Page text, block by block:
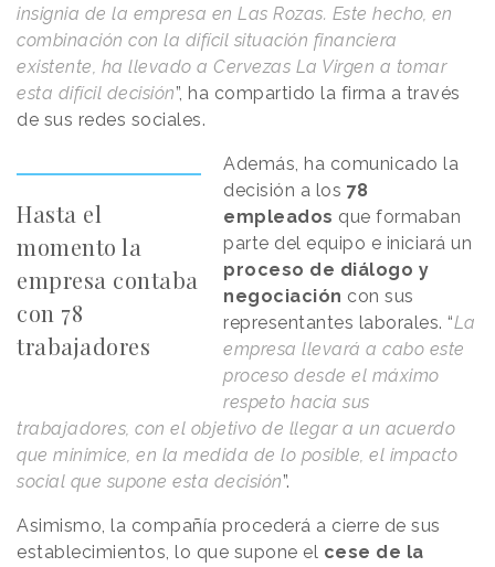
insignia de la empresa en Las Rozas. Este hecho, en
combinación con la difícil situación financiera
existente, ha llevado a Cervezas La Virgen a tomar
esta difícil decisión”, ha compartido la firma a través
de sus redes sociales.
Hasta el
momento la
empresa contaba
con 78
trabajadores
Además, ha comunicado la
decisión a los 78
empleados que formaban
parte del equipo e iniciará un
proceso de diálogo y
negociación con sus
representantes laborales. “La
empresa llevará a cabo este
proceso desde el máximo
respeto hacia sus
trabajadores, con el objetivo de llegar a un acuerdo
que minimice, en la medida de lo posible, el impacto
social que supone esta decisión”.
Asimismo, la compañía procederá a cierre de sus
establecimientos, lo que supone el cese de la